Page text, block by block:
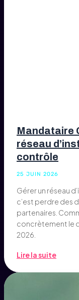
Mandataire
réseau
contrôle
25 JUIN 2026
Gérer un réseau
c’est perdre des
partenaires.
concrètement le
2026.
Lire la suite